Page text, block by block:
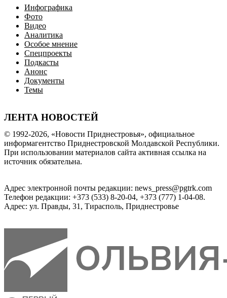
Инфографика
Фото
Видео
Аналитика
Особое мнение
Спецпроекты
Подкасты
Анонс
Документы
Темы
ЛЕНТА НОВОСТЕЙ
© 1992-2026, «Новости Приднестровья», официальное
информагентство Приднестровской Молдавской Республики.
При использовании материалов сайта активная ссылка на
источник обязательна.
Адрес электронной почты редакции: news_press@pgtrk.com
Телефон редакции: +373 (533) 8-20-04, +373 (777) 1-04-08.
Адрес: ул. Правды, 31, Тирасполь, Приднестровье